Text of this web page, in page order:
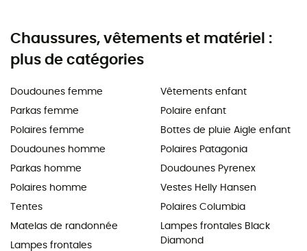
Chaussures, vêtements et matériel :
plus de catégories
Doudounes femme
Parkas femme
Polaires femme
Doudounes homme
Parkas homme
Polaires homme
Tentes
Matelas de randonnée
Lampes frontales
Vêtements enfant
Polaire enfant
Bottes de pluie Aigle enfant
Polaires Patagonia
Doudounes Pyrenex
Vestes Helly Hansen
Polaires Columbia
Lampes frontales Black
Diamond